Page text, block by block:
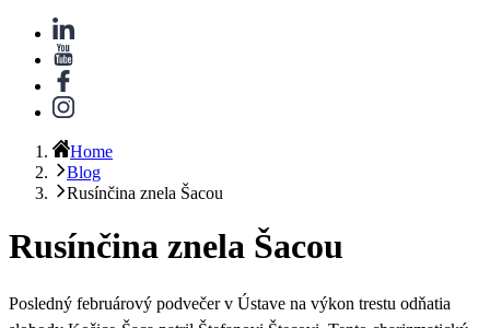
Home
Blog
Rusínčina znela Šacou
Rusínčina znela Šacou
Posledný februárový podvečerv Ústave na výkon trestu odňatia